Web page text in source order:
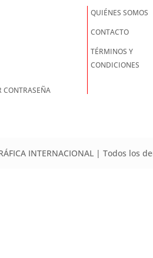
CONTRASEÑA
QUIÉNES SOMOS
CONTACTO
TÉRMINOS Y
CONDICIONES
INTERNACIONAL | Todos